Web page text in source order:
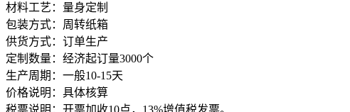
材料工艺：量身定制
包装方式：周转纸箱
供货方式：订单生产
定制数量：经济起订量3000个
生产周期：一般10-15天
价格说明：具体核算